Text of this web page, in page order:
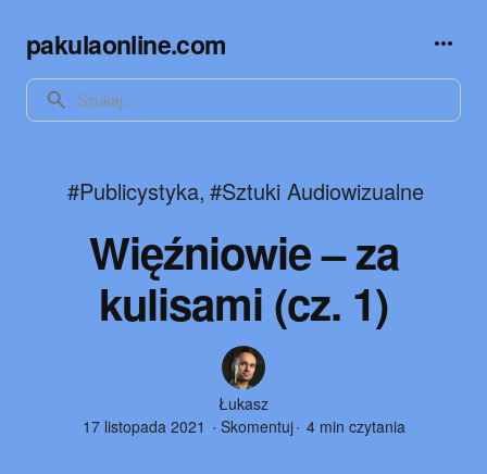
pakulaonline.com
SEARCH
#Publicystyka, #Sztuki Audiowizualne
Więźniowie – za
kulisami (cz. 1)
Author
Łukasz
17 listopada 2021
Skomentuj 4 min czytania